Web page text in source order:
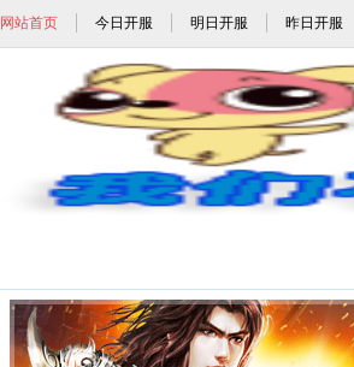
网站首页 今日开服 明日开服 昨日开服